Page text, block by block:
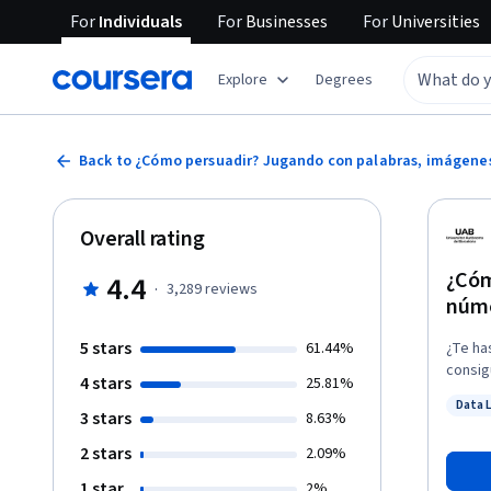
ForIndividuals ForBusinesses ForUniversities
Explore Degrees
Back to ¿Cómo persuadir? Jugando con palabras,
¿Te
de la
desde
Data
Overall rating
4.4 · 3,289reviews
5 stars 61.44%
4 stars 25.81%
3 stars 8.63%
2 stars 2.09%